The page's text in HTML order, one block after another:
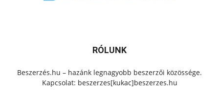
RÓLUNK
Beszerzés.hu – hazánk legnagyobb beszerzői közössége.
Kapcsolat: beszerzes[kukac]beszerzes.hu